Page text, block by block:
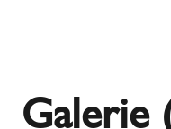
Galerie